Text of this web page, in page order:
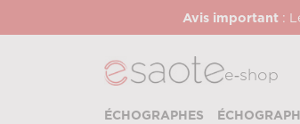
Avis important:
e‑shop
ÉCHOGRAPHES